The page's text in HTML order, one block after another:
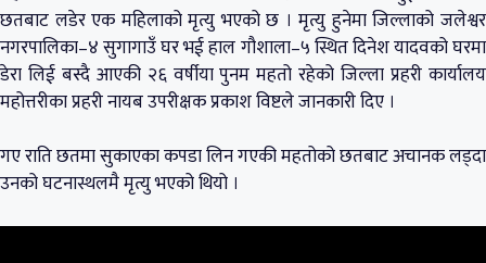
छतबाट लडेर एक महिलाको मृत्यु भएको छ । मृत्यु हुनेमा जिल्लाको जलेश्वर
नगरपालिका–४ सुगागाउँ घर भई हाल गौशाला–५ स्थित दिनेश यादवको घरमा
डेरा लिई बस्दै आएकी २६ वर्षीया पुनम महतो रहेको जिल्ला प्रहरी कार्यालय
महोत्तरीका प्रहरी नायब उपरीक्षक प्रकाश विष्टले जानकारी दिए ।
गए राति छतमा सुकाएका कपडा लिन गएकी महतोको छतबाट अचानक लड्दा
उनको घटनास्थलमै मृत्यु भएको थियो ।